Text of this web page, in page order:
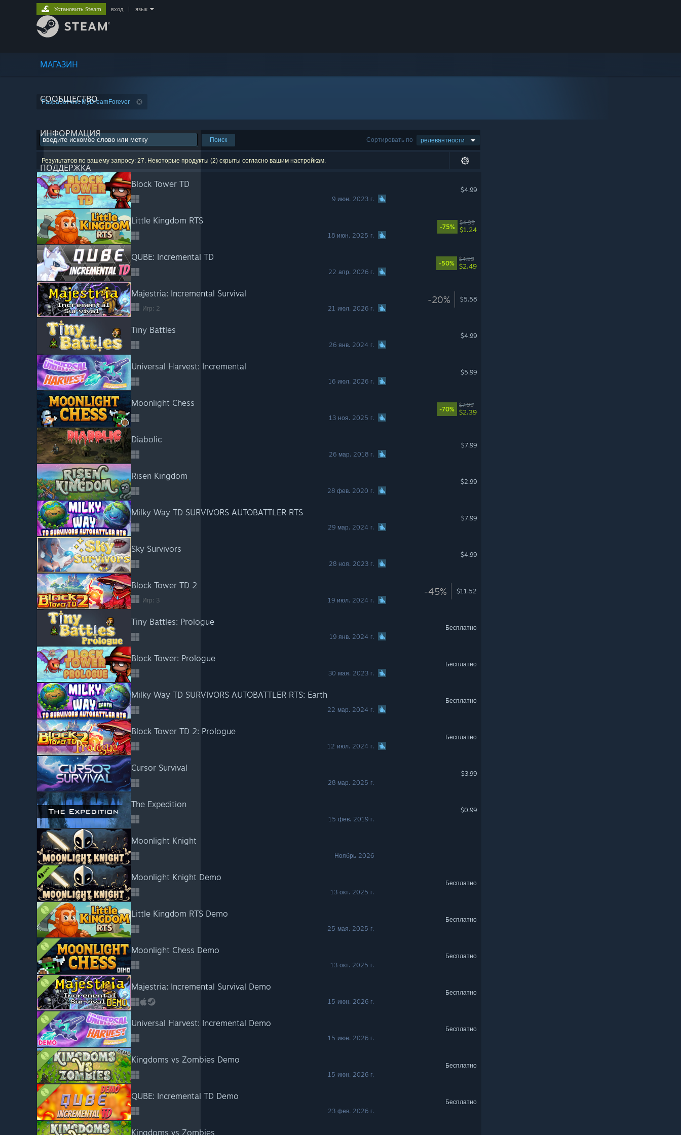
МАГАЗИН
СООБЩЕСТВО
ИНФОРМАЦИЯ
ПОДДЕРЖКА
Установить Steam вход язык
Разработчик: MyDreamForever
Сортировать по релевантности
Поиск
Результатов по вашему запросу: 27. Некоторые продукты (2) скрыты согласно вашим настройкам.
Block Tower TD
9 июн. 2023 г.
$4.99
Little Kingdom RTS
18 июн. 2025 г.
-75%
$4.99
$1.24
QUBE: Incremental TD
22 апр. 2026 г.
-50%
$4.99
$2.49
Majestria: Incremental Survival
Игр: 2 21 июл. 2026 г.
-20% $5.58
Tiny Battles
26 янв. 2024 г.
$4.99
Universal Harvest: Incremental
16 июл. 2026 г.
$5.99
Moonlight Chess
13 ноя. 2025 г.
-70%
$7.99
$2.39
Diabolic
26 мар. 2018 г.
$7.99
Risen Kingdom
28 фев. 2020 г.
$2.99
Milky Way TD SURVIVORS AUTOBATTLER RTS
29 мар. 2024 г.
$7.99
Sky Survivors
28 ноя. 2023 г.
$4.99
Block Tower TD 2
Игр: 3 19 июл. 2024 г.
-45% $11.52
Tiny Battles: Prologue
19 янв. 2024 г.
Бесплатно
Block Tower: Prologue
30 мая. 2023 г.
Бесплатно
Milky Way TD SURVIVORS AUTOBATTLER RTS: Earth
22 мар. 2024 г.
Бесплатно
Block Tower TD 2: Prologue
12 июл. 2024 г.
Бесплатно
Cursor Survival
28 мар. 2025 г.
$3.99
The Expedition
15 фев. 2019 г.
$0.99
Moonlight Knight
Ноябрь 2026
Moonlight Knight Demo
13 окт. 2025 г.
Бесплатно
Little Kingdom RTS Demo
25 мая. 2025 г.
Бесплатно
Moonlight Chess Demo
13 окт. 2025 г.
Бесплатно
Majestria: Incremental Survival Demo
15 июн. 2026 г.
Бесплатно
Universal Harvest: Incremental Demo
15 июн. 2026 г.
Бесплатно
Kingdoms vs Zombies Demo
15 июн. 2026 г.
Бесплатно
QUBE: Incremental TD Demo
23 фев. 2026 г.
Бесплатно
Kingdoms vs Zombies